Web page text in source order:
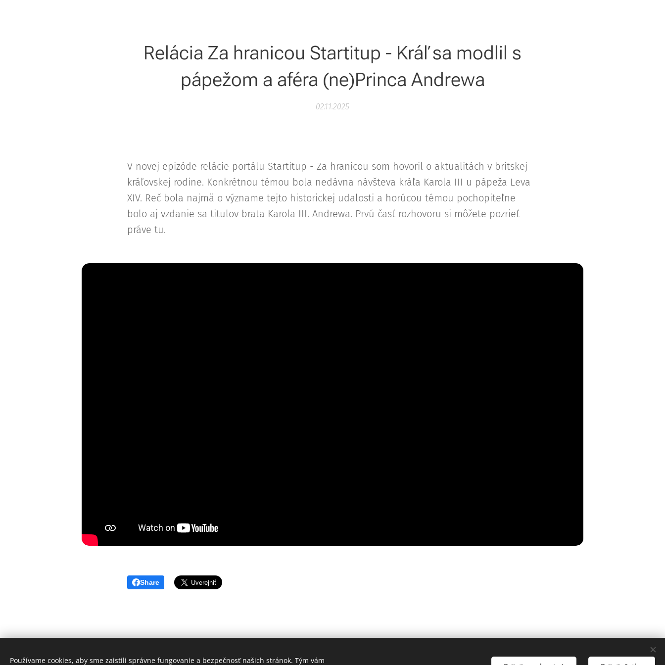
Relácia Za hranicou Startitup - Kráľ sa modlil s
pápežom a aféra (ne)Princa Andrewa
02.11.2025
V novej epizóde relácie portálu Startitup - Za hranicou som hovoril o aktualitách v britskej
kráľovskej rodine. Konkrétnou témou bola nedávna návšteva kráľa Karola III u pápeža Leva
XIV. Reč bola najmä o význame tejto historickej udalosti a horúcou témou pochopiteľne
bolo aj vzdanie sa titulov brata Karola III. Andrewa. Prvú časť rozhovoru si môžete pozrieť
práve tu.
Share
Používame cookies, aby sme zaistili správne fungovanie a bezpečnosť našich stránok. Tým vám